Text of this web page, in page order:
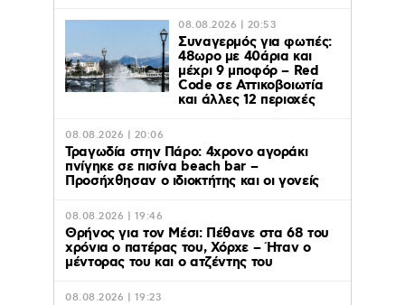
08.08.2026 | 20:53
Συναγερμός για φωτιές:
48ωρο με 40άρια και
μέχρι 9 μποφόρ – Red
Code σε Αττικοβοιωτία
και άλλες 12 περιοχές
08.08.2026 | 20:06
Τραγωδία στην Πάρο: 4χρονο αγοράκι
πνίγηκε σε πισίνα beach bar –
Προσήχθησαν ο ιδιοκτήτης και οι γονείς
08.08.2026 | 19:46
Θρήνος για τον Μέσι: Πέθανε στα 68 του
χρόνια ο πατέρας του, Χόρχε – Ήταν ο
μέντορας του και ο ατζέντης του
08.08.2026 | 19:23